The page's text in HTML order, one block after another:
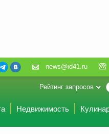
news@id41.ru
Рейтинг запросов
Недвижимость